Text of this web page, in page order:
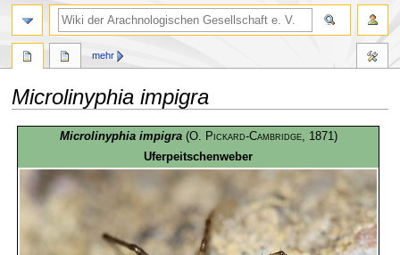
Microlinyphia impigra
springen
springen
Microlinyphia impigra (O. Pickard-Cambridge, 1871)
Uferpeitschenweber
mehr